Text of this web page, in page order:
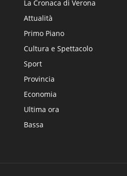
La Cronaca di Verona
Attualità
Primo Piano
Cultura e Spettacolo
Sport
Provincia
Economia
Ultima ora
Bassa